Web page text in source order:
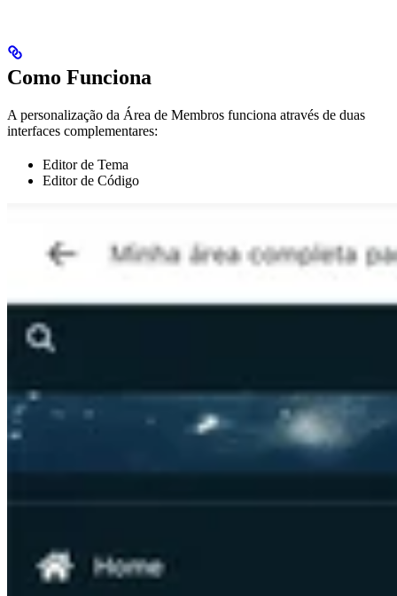
Como Funciona
A personalização da Área de Membros funciona através de duas
interfaces complementares:
Editor de Tema
Editor de Código